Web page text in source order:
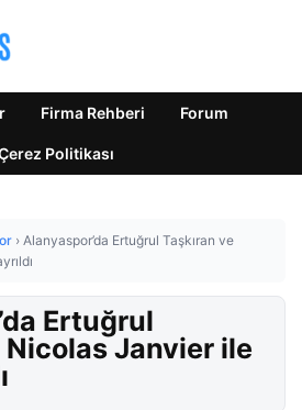
Firma Rehberi Forum
Politikası
› Alanyaspor’da Ertuğrul Taşkıran ve
Ertuğrul
Nicolas Janvier ile